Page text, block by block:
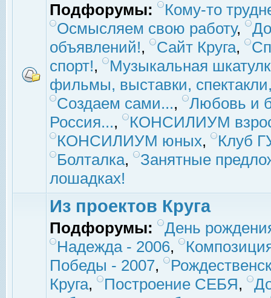
Подфорумы:
Кому-то
Осмысляем свою работу,
объявлений!, Сайт Круга,
спорт!,
Музыкальная
фильмы, выставки,
Создаем сами...,
Любовь и
Россия...,
КОНСИЛИУМ
КОНСИЛИУМ юных,
Клуб
Болталка,
Занятные
лошадках!
Из проектов Круга
Подфорумы:
День
Надежда - 2006,
Победы - 2007,
Круга, Построение СЕБЯ,